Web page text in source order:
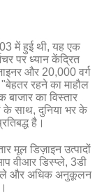
में हुई थी, यह एक
पर ध्यान केंद्रित
और 20,000 वर्ग
रहने का माहौल
का विस्तार
साथ, दुनिया भर के
है।
मूल डिज़ाइन उत्पादों
वीआर डिस्प्ले, 3डी
और अधिक अनुकूलन